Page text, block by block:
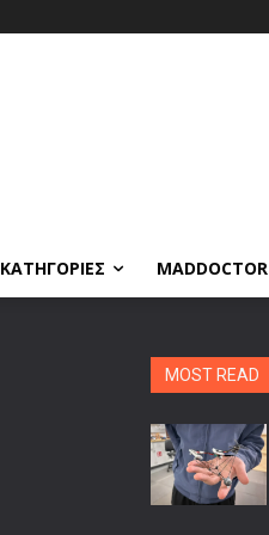
ΚΑΤΗΓΟΡΙΕΣ MADDOCTOR
MOST READ